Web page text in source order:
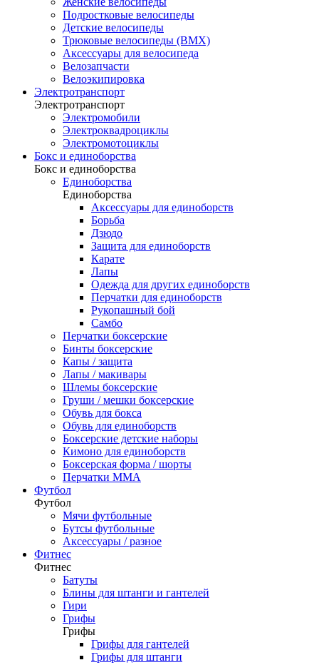
Подростковые велосипеды
Детские велосипеды
Трюковые велосипеды (BMX)
Аксессуары для велосипеда
Велозапчасти
Велоэкипировка
Электротранспорт
Электротранспорт
Электромобили
Электроквадроциклы
Электромотоциклы
Бокс и единоборства
Бокс и единоборства
Единоборства
Единоборства
Аксессуары для единоборств
Борьба
Дзюдо
Защита для единоборств
Карате
Лапы
Одежда для других единоборств
Перчатки для единоборств
Рукопашный бой
Самбо
Перчатки боксерские
Бинты боксерские
Капы / защита
Лапы / макивары
Шлемы боксерские
Груши / мешки боксерские
Обувь для бокса
Обувь для единоборств
Боксерские детские наборы
Кимоно для единоборств
Боксерская форма / шорты
Перчатки ММА
Футбол
Футбол
Мячи футбольные
Бутсы футбольные
Аксессуары / разное
Фитнес
Фитнес
Батуты
Блины для штанги и гантелей
Гири
Грифы
Грифы
Грифы для гантелей
Грифы для штанги